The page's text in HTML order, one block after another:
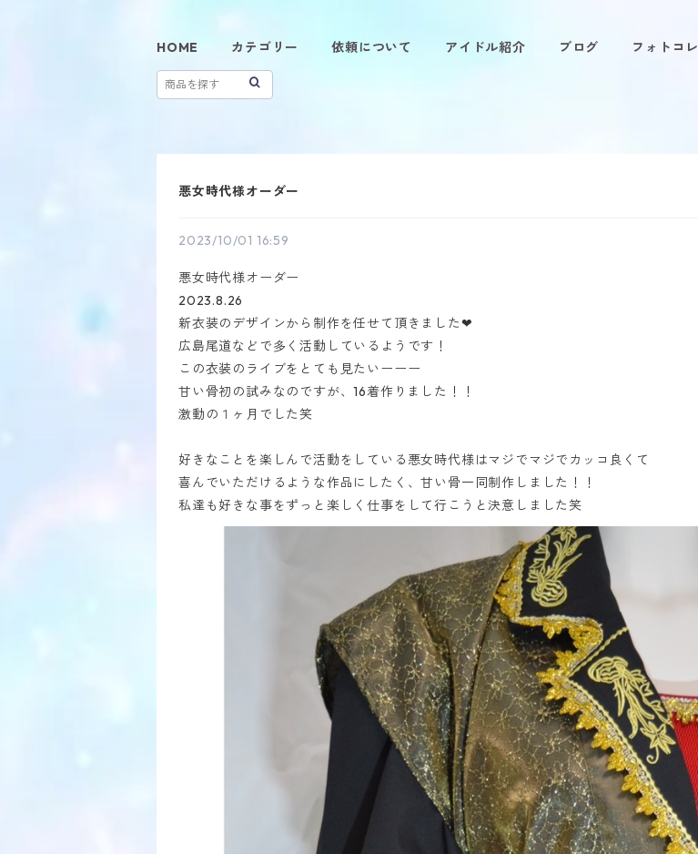
HOME カテゴリー 依頼について アイドル紹介 ブログ フォトコレ
悪女時代様オーダー
2023/10/01 16:59
悪女時代様オーダー
2023.8.26
新衣装のデザインから制作を任せて頂きました❤︎
広島尾道などで多く活動しているようです！
この衣装のライブをとても見たいーーー
甘い骨初の試みなのですが、16着作りました！！
激動の１ヶ月でした笑
好きなことを楽しんで活動をしている悪女時代様はマジでマジでカッコ良くて
喜んでいただけるような作品にしたく、甘い骨一同制作しました！！
私達も好きな事をずっと楽しく仕事をして行こうと決意しました笑